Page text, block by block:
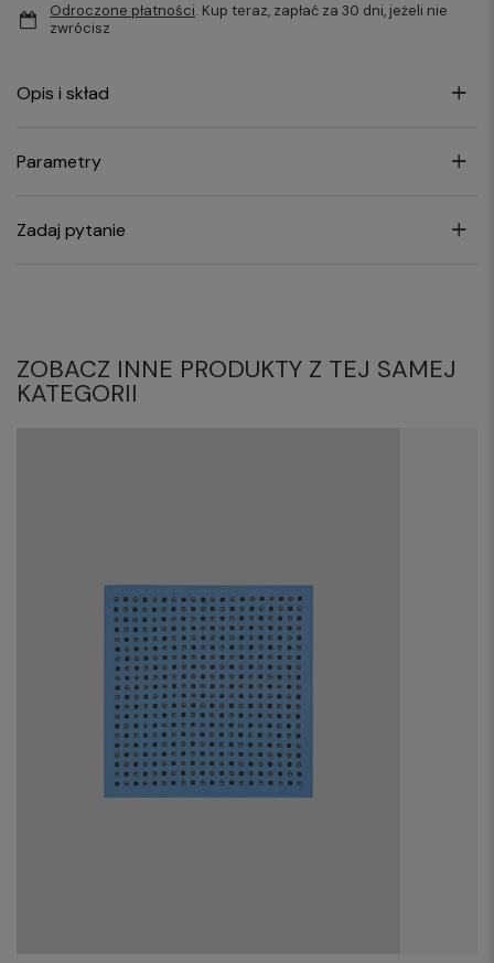
Odroczone płatności. Kup teraz, zapłać za 30 dni, jeżeli nie
zwrócisz
Opis i skład
Parametry
Zadaj pytanie
ZOBACZ INNE PRODUKTY Z TEJ SAMEJ
KATEGORII